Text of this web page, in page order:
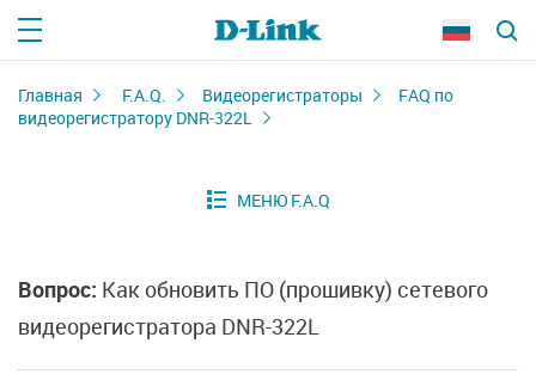
Главная F.A.Q. Видеорегистраторы
FAQ по
видеорегистратору DNR-322L
Вопрос: Как обновить ПО (прошивку) сетевого
видеорегистратора DNR-322L